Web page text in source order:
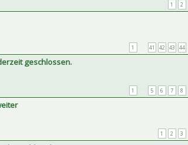
1 2
1 41 42 43 44
geschlossen.
1 5 6 7 8
1 2 3